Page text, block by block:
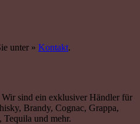
unter » Kontakt.
sind ein exklusiver Händler für
Brandy, Cognac, Grappa,
Tequila und mehr.